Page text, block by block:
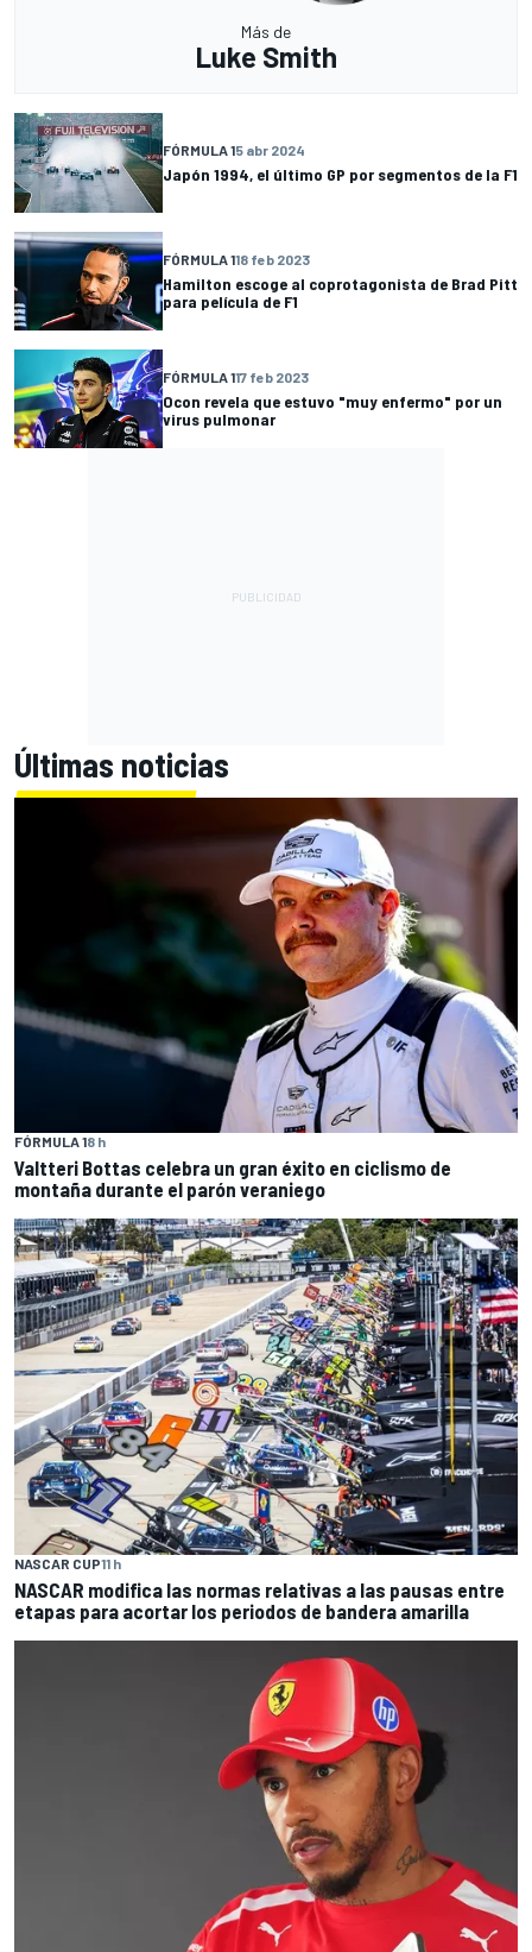
Más de
Luke Smith
FÓRMULA 15 abr 2024
Japón 1994, el último GP por segmentos de la F1
FÓRMULA 118 feb 2023
Hamilton escoge al coprotagonista de Brad Pitt
para película de F1
FÓRMULA 117 feb 2023
Ocon revela que estuvo "muy enfermo" por un
virus pulmonar
Últimas noticias
FÓRMULA 18 h
Valtteri Bottas celebra un gran éxito en ciclismo de
montaña durante el parón veraniego
NASCAR CUP11 h
NASCAR modifica las normas relativas a las pausas entre
etapas para acortar los periodos de bandera amarilla